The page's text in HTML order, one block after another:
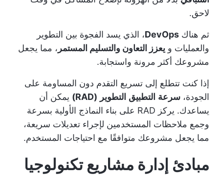
لاحق.
ثم هناك DevOps، الذي يسد الفجوة بين التطوير
والعمليات و يعزز التعاون والتسليم المستمر ، مما يجعل
مشروعك أكثر مرونة واستجابة.
إذا كنت تتطلع إلى تسريع التقدم دون المساومة على
الجودة، سرعة التطبيق التطوير (RAD)
يمكن أن
يساعدك. يركز RAD على بناء النماذج الأولية بسرعة
وجمع ملاحظات المستخدمين لإجراء تعديلات سريعة،
مما يجعل مشروعك متوافقًا مع احتياجات المستخدم.
مبادئ إدارة مشاريع تكنولوجيا